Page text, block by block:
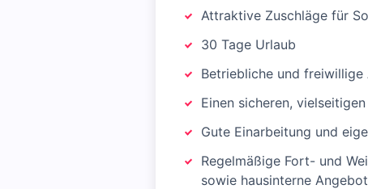
Attraktive Zuschläge für
30 Tage Urlaub
Betriebliche und
Einen sicheren,
Gute Einarbeitung und
Regelmäßige Fort- und
sowie hausinterne